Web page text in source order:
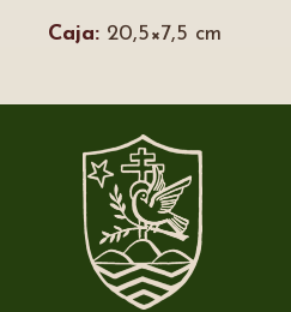
Caja: 20,5×7,5 cm